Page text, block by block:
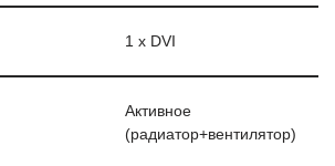
1 x DVI
Активное
(радиатор+вентилятор)